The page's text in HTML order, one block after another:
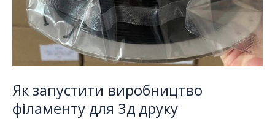
Як запустити виробництво
філаменту для 3д друку